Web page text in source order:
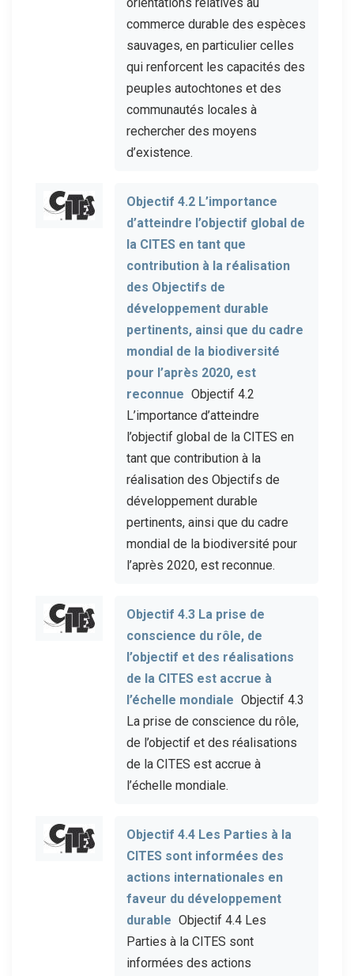
commerce durable des espèces
sauvages, en particulier celles
qui renforcent les capacités des
peuples autochtones et des
communautés locales à
rechercher des moyens
d’existence.
Objectif 4.2 L’importance
d’atteindre l’objectif global de
la CITES en tant que
contribution à la réalisation
des Objectifs de
développement durable
pertinents, ainsi que du cadre
mondial de la biodiversité
pour l’après 2020, est
reconnue Objectif 4.2
L’importance d’atteindre
l’objectif global de la CITES en
tant que contribution à la
réalisation des Objectifs de
développement durable
pertinents, ainsi que du cadre
mondial de la biodiversité pour
l’après 2020, est reconnue.
Objectif 4.3 La prise de
conscience du rôle, de
l’objectif et des réalisations
de la CITES est accrue à
l’échelle mondiale Objectif 4.3
La prise de conscience du rôle,
de l’objectif et des réalisations
de la CITES est accrue à
l’échelle mondiale.
Objectif 4.4 Les Parties à la
CITES sont informées des
actions internationales en
faveur du développement
durable Objectif 4.4 Les
Parties à la CITES sont
informées des actions